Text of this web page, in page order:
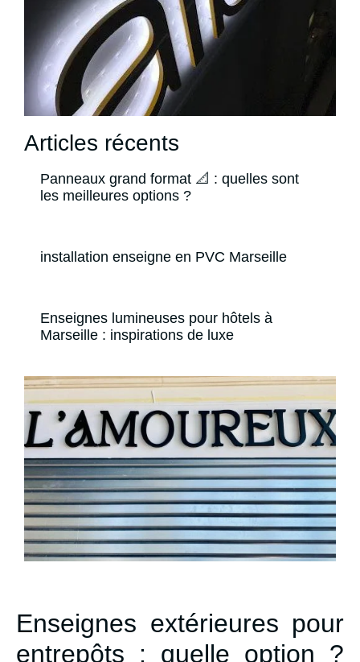
Articles récents
Panneaux grand format 📐 : quelles sont
les meilleures options ?
installation enseigne en PVC Marseille
Enseignes lumineuses pour hôtels à
Marseille : inspirations de luxe
Enseignes extérieures pour
entrepôts : quelle option ?